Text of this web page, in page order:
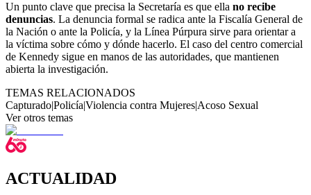
Un punto clave que precisa la Secretaría es que ella no recibe
denuncias. La denuncia formal se radica ante la Fiscalía General de
la Nación o ante la Policía, y la Línea Púrpura sirve para orientar a
la víctima sobre cómo y dónde hacerlo. El caso del centro comercial
de Kennedy sigue en manos de las autoridades, que mantienen
abierta la investigación.
TEMAS RELACIONADOS
Capturado|Policía|Violencia contra Mujeres|Acoso Sexual
Ver otros temas
ACTUALIDAD